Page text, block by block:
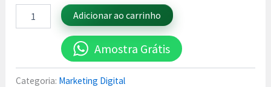
Adicionar ao carrinho
Amostra Grátis
Categoria: Marketing Digital